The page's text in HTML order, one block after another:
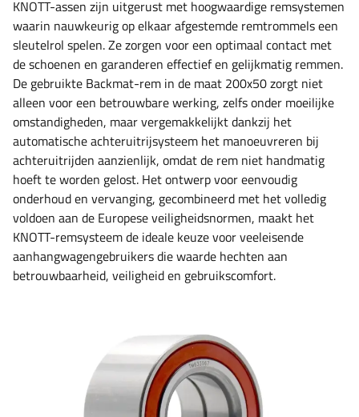
KNOTT-assen zijn uitgerust met hoogwaardige remsystemen
waarin nauwkeurig op elkaar afgestemde remtrommels een
sleutelrol spelen. Ze zorgen voor een optimaal contact met
de schoenen en garanderen effectief en gelijkmatig remmen.
De gebruikte Backmat-rem in de maat 200x50 zorgt niet
alleen voor een betrouwbare werking, zelfs onder moeilijke
omstandigheden, maar vergemakkelijkt dankzij het
automatische achteruitrijsysteem het manoeuvreren bij
achteruitrijden aanzienlijk, omdat de rem niet handmatig
hoeft te worden gelost. Het ontwerp voor eenvoudig
onderhoud en vervanging, gecombineerd met het volledig
voldoen aan de Europese veiligheidsnormen, maakt het
KNOTT-remsysteem de ​​ideale keuze voor veeleisende
aanhangwagengebruikers die waarde hechten aan
betrouwbaarheid, veiligheid en gebruikscomfort.